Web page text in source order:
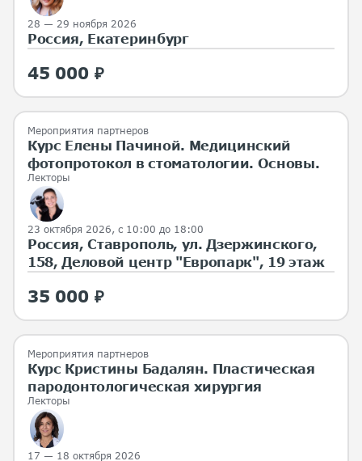
28 — 29 ноября 2026
Россия, Екатеринбург
45 000 ₽
Мероприятия партнеров
Курс Елены Пачиной. Медицинский
фотопротокол в стоматологии. Основы.
Лекторы
23 октября 2026, с 10:00 до 18:00
Россия, Ставрополь, ул. Дзержинского,
158, Деловой центр "Европарк", 19 этаж
35 000 ₽
Мероприятия партнеров
Курс Кристины Бадалян. Пластическая
пародонтологическая хирургия
Лекторы
17 — 18 октября 2026